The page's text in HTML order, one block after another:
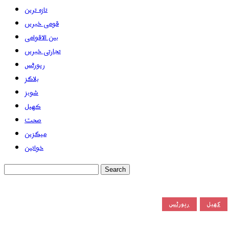
تازہ ترین
قومی خبریں
بین الاقوامی
تجارتی خبریں
رپورٹس
بلاگز
شوبز
کھیل
صحت
میگزین
خواتین
رپورٹس کھیل